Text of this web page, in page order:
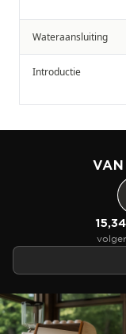
Wateraansluiting
Introductie